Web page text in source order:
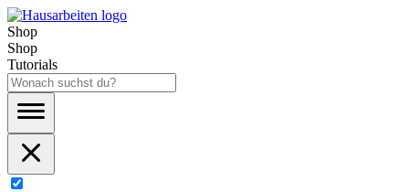
Shop
Shop
Tutorials